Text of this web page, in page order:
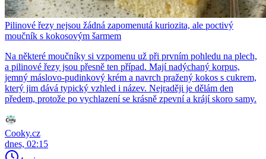
Pilinové řezy nejsou žádná zapomenutá kuriozita, ale poctivý
moučník s kokosovým šarmem
Na některé moučníky si vzpomenu už při prvním pohledu na plech,
a pilinové řezy jsou přesně ten případ. Mají nadýchaný korpus,
jemný máslovo-pudinkový krém a navrch pražený kokos s cukrem,
který jim dává typický vzhled i název. Nejraději je dělám den
předem, protože po vychlazení se krásně zpevní a krájí skoro samy.
Cooky.cz
dnes, 02:15